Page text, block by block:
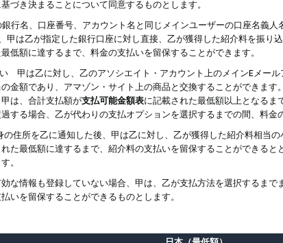
づき決まることについて同意するものとします。
名、口座番号、アカウント名と同じメインユーザーの口座名義人
甲は乙が指定した銀行口座に対し直接、乙が獲得した紹介料を振り
低額に達するまで、料金の支払いを留保することができます。
甲は乙に対し、乙のアソシエイト・アカウント上のメインEメー
金額であり、アマゾン・サイト上の商品と交換することができま
は、合計支払額が支払可能金額表に記載された最低額以上となるま
する場合、乙が代わりの支払オプションを選択するまでの間、料金
住所を乙に通知した後、甲は乙に対し、乙が獲得した紹介料相当
た最低額に達するまで、紹介料の支払いを留保することができると
。
な情報も登録していない場合、甲は、乙が支払方法を選択するま
いを留保することができるものとします。